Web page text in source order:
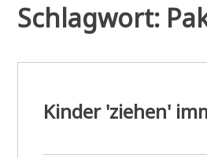
Schlagwort:
Kinder 'ziehen'